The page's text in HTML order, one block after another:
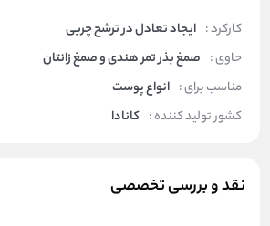
کارکرد : ایجاد تعادل در ترشح چربی
حاوی : صمغ بذر تمر هندی و صمغ زانتان
مناسب برای : انواع پوست
کشور تولید کننده : کانادا
نقد و بررسی تخصصی